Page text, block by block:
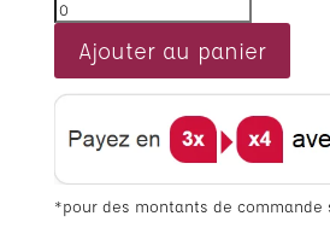
Ajouter au panier
*pour des montants de commande